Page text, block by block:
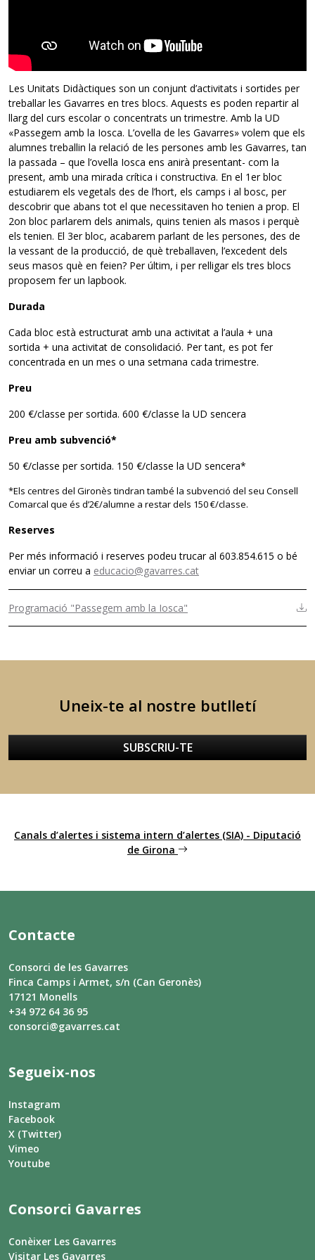
Les Unitats Didàctiques son un conjunt d’activitats i sortides per
treballar les Gavarres en tres blocs. Aquests es poden repartir al
llarg del curs escolar o concentrats un trimestre. Amb la UD
«Passegem amb la Iosca. L’ovella de les Gavarres» volem que els
alumnes treballin la relació de les persones amb les Gavarres, tan
la passada – que l’ovella Iosca ens anirà presentant- com la
present, amb una mirada crítica i constructiva. En el 1er bloc
estudiarem els vegetals des de l’hort, els camps i al bosc, per
descobrir que abans tot el que necessitaven ho tenien a prop. El
2on bloc parlarem dels animals, quins tenien als masos i perquè
els tenien. El 3er bloc, acabarem parlant de les persones, des de
la vessant de la producció, de què treballaven, l’excedent dels
seus masos què en feien? Per últim, i per relligar els tres blocs
proposem fer un lapbook.
Durada
Cada bloc està estructurat amb una activitat a l’aula + una
sortida + una activitat de consolidació. Per tant, es pot fer
concentrada en un mes o una setmana cada trimestre.
Preu
200 €/classe per sortida. 600 €/classe la UD sencera
Preu amb subvenció*
50 €/classe per sortida. 150 €/classe la UD sencera*
*Els centres del Gironès tindran també la subvenció del seu Consell
Comarcal que és d’2€/alumne a restar dels 150 €/classe.
Reserves
Per més informació i reserves podeu trucar al 603.854.615 o bé
enviar un correu a educacio@gavarres.cat
Programació "Passegem amb la Iosca"
Uneix-te al nostre butlletí
SUBSCRIU-TE
Canals d’alertes i sistema intern d’alertes (SIA) - Diputació
de Girona
Contacte
Consorci de les Gavarres
Finca Camps i Armet, s/n (Can Geronès)
17121 Monells
+34 972 64 36 95
consorci@gavarres.cat
Segueix-nos
Instagram
Facebook
X (Twitter)
Vimeo
Youtube
Consorci Gavarres
Conèixer Les Gavarres
Visitar Les Gavarres